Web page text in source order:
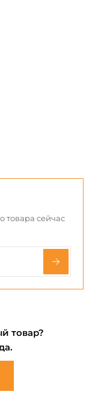
товара сейчас
товар?